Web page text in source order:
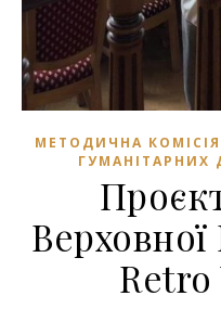
МЕТОДИЧНА
ГУМАНІТАРНИХ
Верховної
Retro